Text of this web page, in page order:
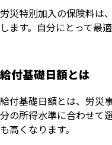
労災特別加入の保険料は
します。自分にとって最
給付基礎日額とは
給付基礎日額とは、労災
分の所得水準に合わせて
も高くなります。